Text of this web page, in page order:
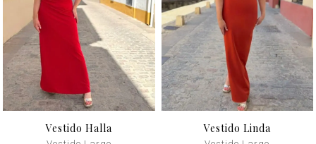
Vestido Halla Vestido Linda